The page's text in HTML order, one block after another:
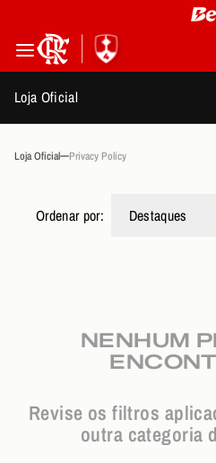
Loja Oficial
Loja Oficial Privacy Policy
Ordenar por:
NENHUM
Revise os filtros
outra categoria